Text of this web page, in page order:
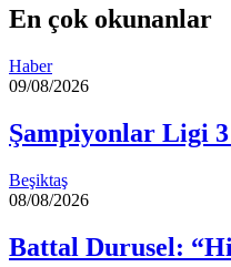
Posta
ile
En çok okunanlar
Haber
09/08/2026
Şampiyonlar Ligi
Beşiktaş
08/08/2026
Battal Durusel: